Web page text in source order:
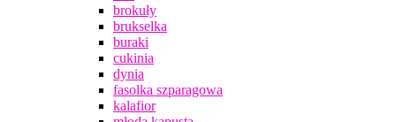
brokuły
brukselka
buraki
cukinia
dynia
fasolka szparagowa
kalafior